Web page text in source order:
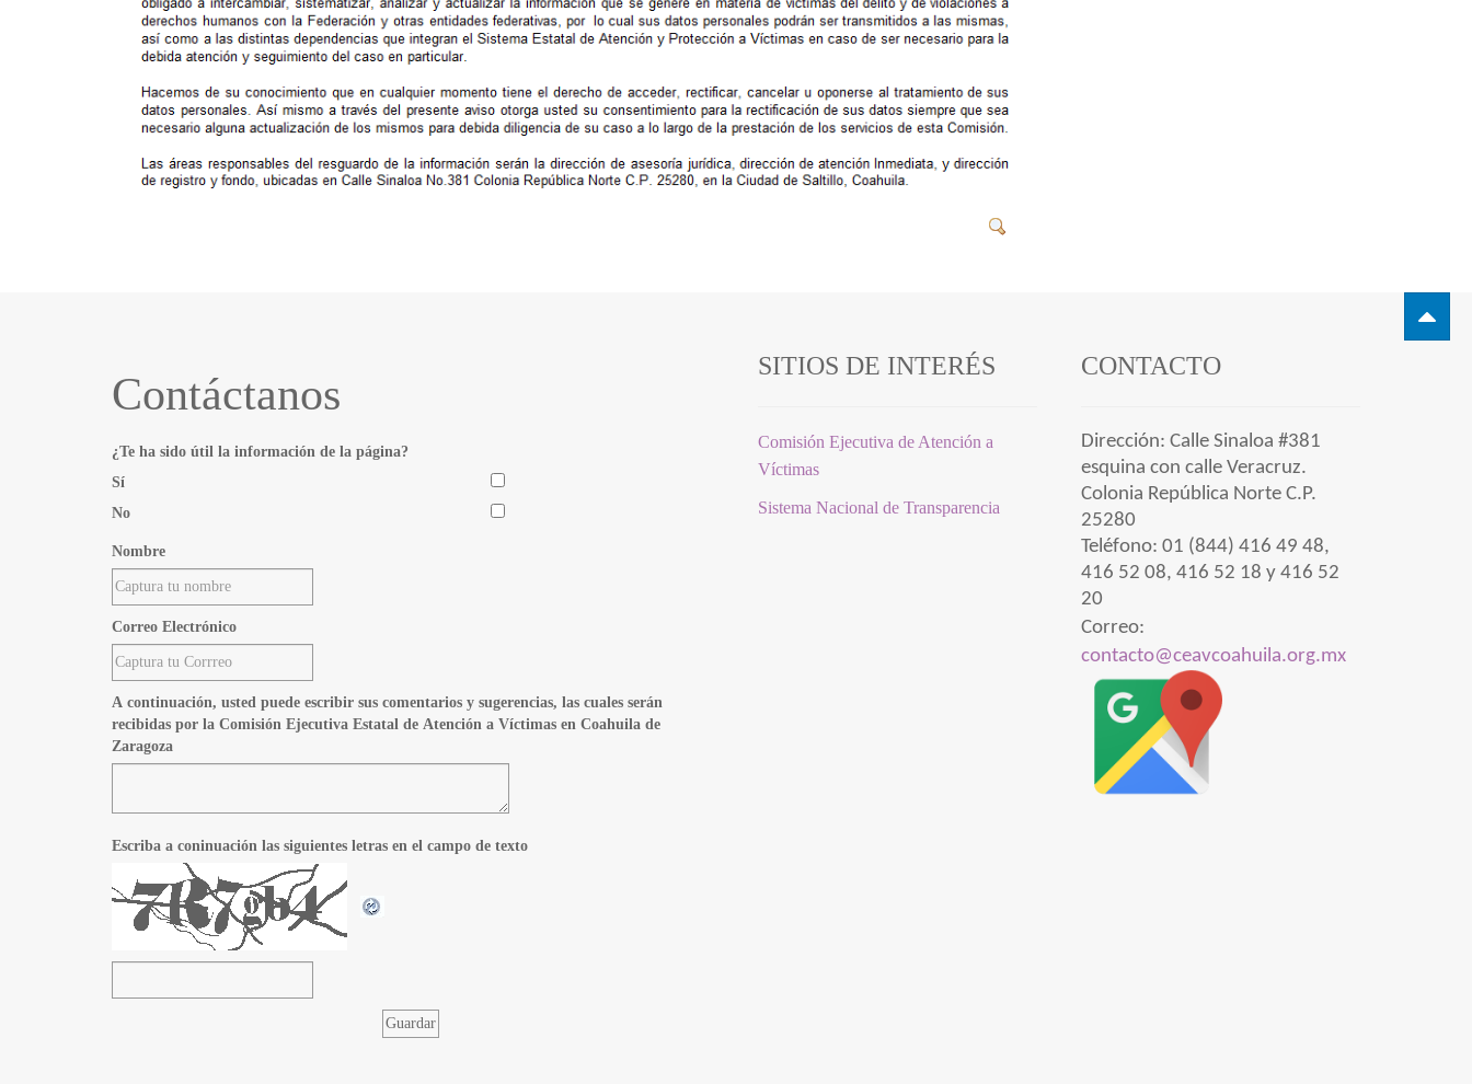
Contáctanos
¿Te ha sido útil la información de la página?
Sí
No
Nombre
Correo Electrónico
A continuación, usted puede escribir sus comentarios y sugerencias, las cuales serán
recibidas por la Comisión Ejecutiva Estatal de Atención a Víctimas en Coahuila de
Zaragoza
Escriba a coninuación las siguientes letras en el campo de texto
SITIOS DE INTERÉS
Comisión Ejecutiva de Atención a
Víctimas
Sistema Nacional de Transparencia
CONTACTO
Dirección: Calle Sinaloa #381
esquina con calle Veracruz.
Colonia República Norte C.P.
25280
Teléfono: 01 (844) 416 49 48,
416 52 08, 416 52 18 y 416 52
20
Correo:
contacto@ceavcoahuila.org.mx